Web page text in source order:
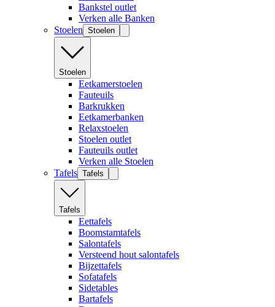
Bankstel outlet
Verken alle Banken
Stoelen Stoelen
Stoelen
Eetkamerstoelen
Fauteuils
Barkrukken
Eetkamerbanken
Relaxstoelen
Stoelen outlet
Fauteuils outlet
Verken alle Stoelen
Tafels Tafels
Tafels
Eettafels
Boomstamtafels
Salontafels
Versteend hout salontafels
Bijzettafels
Sofatafels
Sidetables
Bartafels